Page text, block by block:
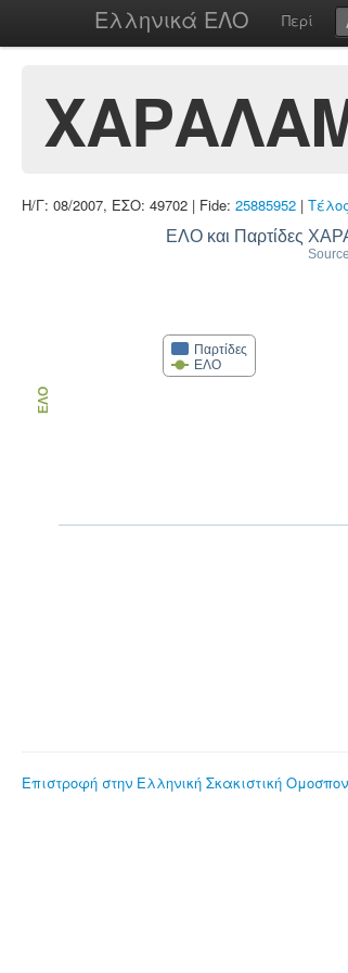
Ελληνικά ΕΛΟ Περί
Η/Γ: 08/2007, ΕΣΟ: 49702 | Fide: 25885952 |
ΕΛΟ και Παρτίδες
Παρτίδες
ΕΛΟ
ΕΛΟ
Επιστροφή στην Ελληνική Σκακιστική